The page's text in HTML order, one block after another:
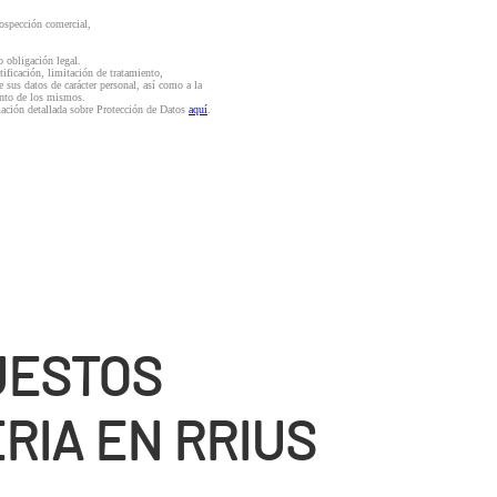
comercial,
obligación legal.
limitación de tratamiento,
datos de carácter personal, así como a la
de los mismos.
detallada sobre Protección de Datos aquí.
EN RRIUS